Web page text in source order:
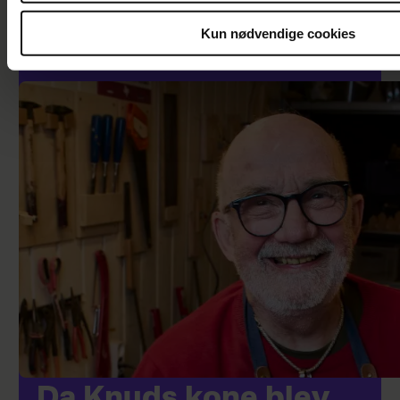
Kun nødvendige cookies
sted, hvor man ikke kender nogen"